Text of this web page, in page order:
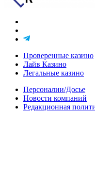
Проверенные казино
Лайв Казино
Легальные казино
Персоналии/Досье
Новости компаний
Редакционная